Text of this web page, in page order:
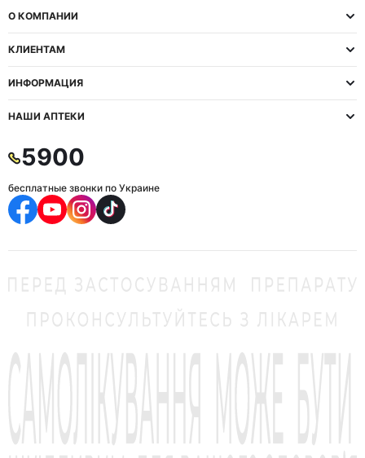
О КОМПАНИИ
КЛИЕНТАМ
ИНФОРМАЦИЯ
НАШИ АПТЕКИ
5900
бесплатные звонки по Украине